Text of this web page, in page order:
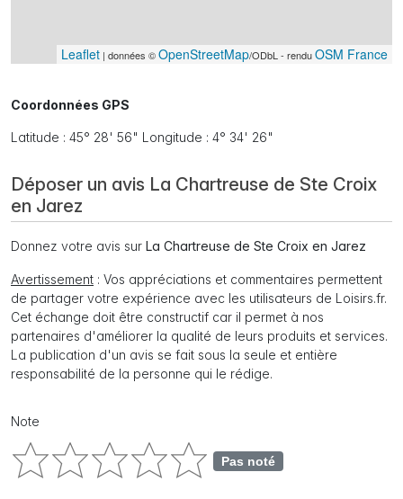
Leaflet | données ©OpenStreetMap/ODbL - renduOSM France
Coordonnées GPS
Latitude : 45° 28' 56" Longitude : 4° 34' 26"
Déposer un avis La Chartreuse de Ste Croix
en Jarez
Donnez votre avis sur La Chartreuse de Ste Croix en Jarez
Avertissement : Vos appréciations et commentaires permettent
de partager votre expérience avec les utilisateurs de Loisirs.fr.
Cet échange doit être constructif car il permet à nos
partenaires d'améliorer la qualité de leurs produits et services.
La publication d'un avis se fait sous la seule et entière
responsabilité de la personne qui le rédige.
Note
Pas noté